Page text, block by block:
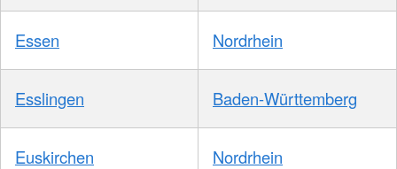
Essen Nordrhein
Esslingen Baden-Württemberg
Euskirchen Nordrhein